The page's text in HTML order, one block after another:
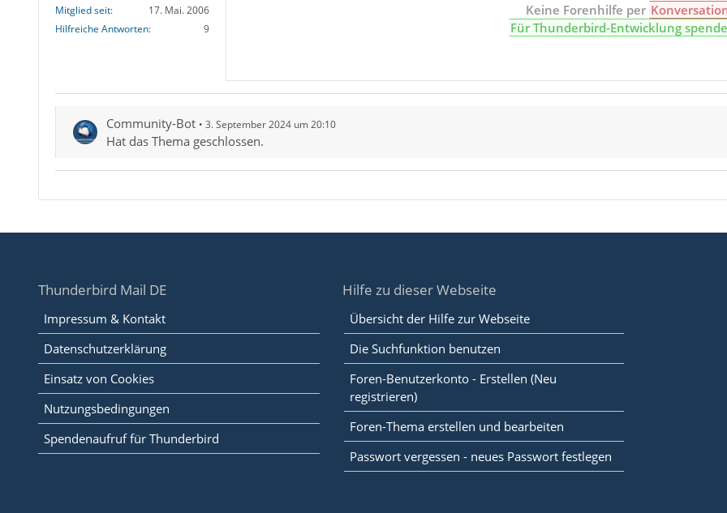
Mitglied seit
17. Mai. 2006
Hilfreiche Antworten
9
Keine Forenhilfe per
Für Thunderbird-Entwicklung
Community-Bot 3. September 2024 um 20:10
Hat das Thema geschlossen.
Thunderbird Mail DE
Impressum & Kontakt
Datenschutzerklärung
Einsatz von Cookies
Nutzungsbedingungen
Spendenaufruf für Thunderbird
Hilfe zu dieser Webseite
Übersicht der Hilfe zur Webseite
Die Suchfunktion benutzen
Foren-Benutzerkonto - Erstellen (Neu
registrieren)
Foren-Thema erstellen und bearbeiten
Passwort vergessen - neues Passwort festlegen